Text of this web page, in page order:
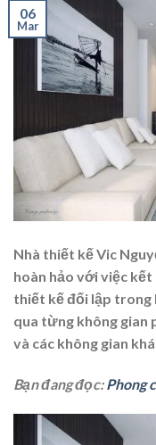
06
Mar
Nhà thiết kế Vic
hoàn hảo với việc
thiết kế đối lập trong
qua từng không gian
và các không gian
Bạn đang đọc:Phong